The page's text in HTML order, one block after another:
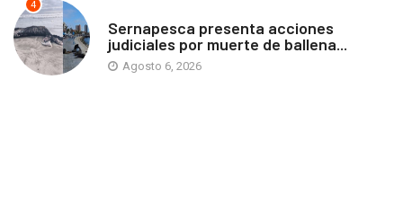
4
Sernapesca presenta acciones
judiciales por muerte de ballena...
Agosto 6, 2026